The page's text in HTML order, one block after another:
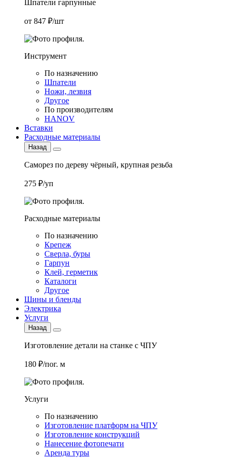
Шпатели гарпунные
от 847 ₽/шт
Инструмент
По назначению
Шпатели
Ножи, лезвия
Другое
По производителям
HANOV
Вставки
Расходные материалы
Назад
Саморез по дереву чёрный, крупная резьба
275 ₽/уп
Расходные материалы
По назначению
Крепеж
Сверла, буры
Гарпун
Клей, герметик
Каталоги
Другое
Шины и бленды
Электрика
Услуги
Назад
Изготовление детали на станке с ЧПУ
180 ₽/пог. м
Услуги
По назначению
Изготовление платформ на ЧПУ
Изготовление конструкций
Нанесение фотопечати
Аренда туры